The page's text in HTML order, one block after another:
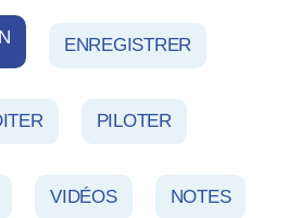
ENREGISTRER
PILOTER
VIDÉOS NOTES